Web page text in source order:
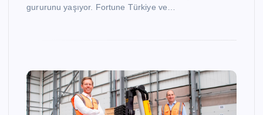
gururunu yaşıyor. Fortune Türkiye ve…